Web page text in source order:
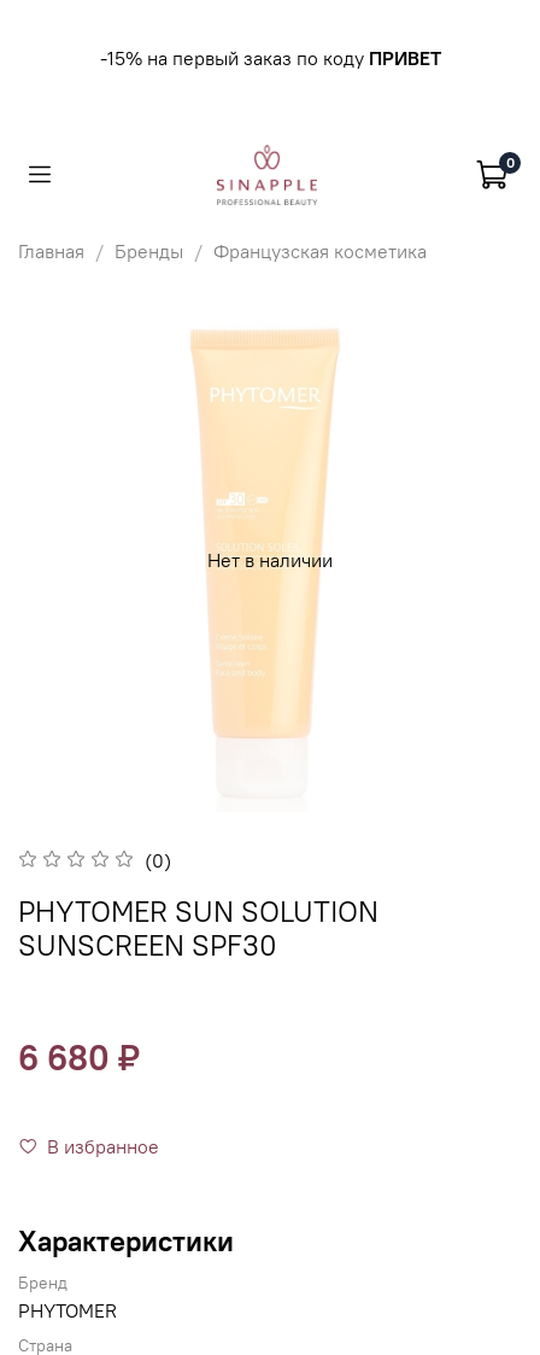
-15% на первый заказ по коду ПРИВЕТ
0
Главная Бренды Французская косметика
Нет в наличии
(0)
PHYTOMER SUN SOLUTION
SUNSCREEN SPF30
6 680 ₽
В избранное
Характеристики
Бренд
PHYTOMER
Страна